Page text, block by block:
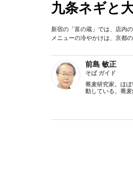
九条ネギと
新宿の「富の蔵」では、店内
メニューの冷やかけは、京都
前島 敏正
そば ガイド
蕎麦研究家。ほ
動している。蕎